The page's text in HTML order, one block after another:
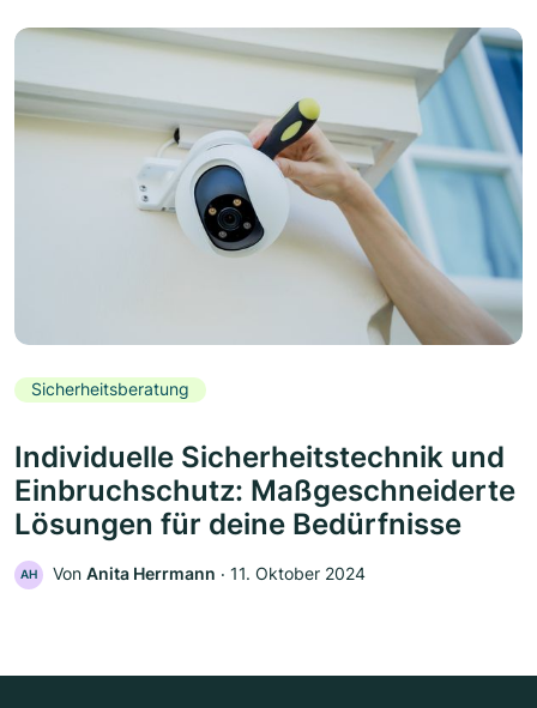
Sicherheitsberatung
Individuelle Sicherheitstechnik und
Einbruchschutz: Maßgeschneiderte
Lösungen für deine Bedürfnisse
AH Von Anita Herrmann ‧ 11. Oktober 2024